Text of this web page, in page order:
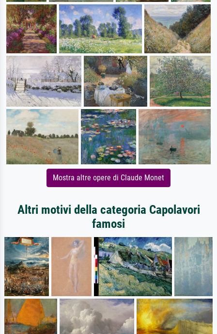
Mostra altre opere di Claude Monet
Altri motivi della categoria Capolavori
famosi